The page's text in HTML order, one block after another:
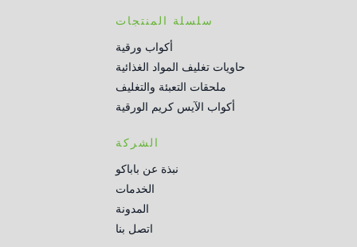
سلسلة المنتجات
أكواب ورقية
حاويات تغليف المواد الغذائية
ملحقات التعبئة والتغليف
أكواب الآيس كريم الورقية
الشركة
نبذة عن باباكو
الخدمات
المدونة
اتصل بنا